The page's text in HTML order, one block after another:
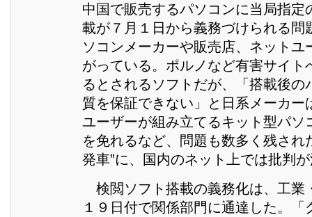
中国で販売するパソコンに当局指定
載が７月１日から義務づけられる問
ソコンメーカーや販売店、ネットユ
がっている。ポルノなど有害サイト
るとされるソフトだが、「搭載後の
質を保証できない」と日系メーカー
ユーザーが組み立てるキット型パソ
を免れるなど、問題も数多く残され
発車”に、国内のネット上では批判
検閲ソフト搭載の義務化は、工業
１９日付で関係部門に通達した。「